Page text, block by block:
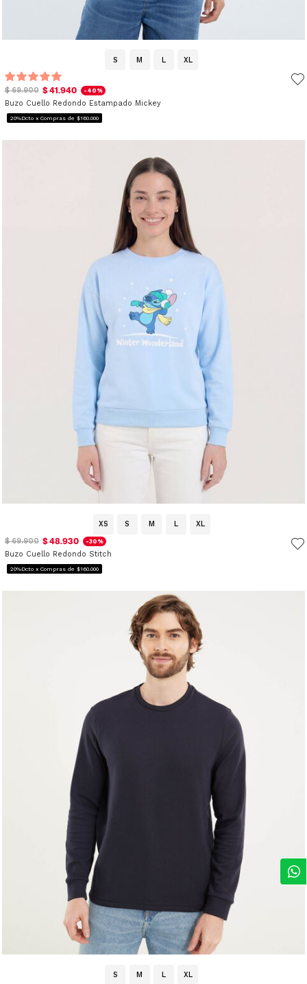
S M L XL
$ 69.900 $ 41.940 -40%
Buzo Cuello Redondo Estampado Mickey
20%Dcto x Compras de $160.000
XS S M L
XL
$ 69.900 $ 48.930 -30%
Buzo Cuello Redondo Stitch
20%Dcto x Compras de $160.000
S M L XL